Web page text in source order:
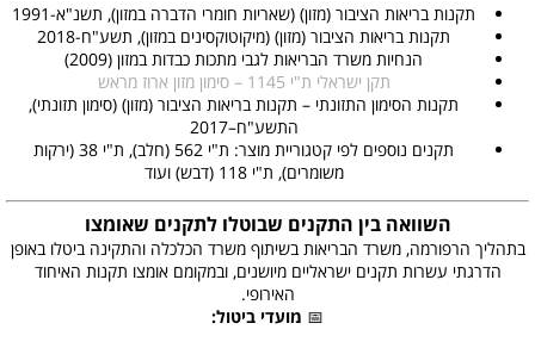
תקנות בריאות הציבור (מזון) (שאריות חומרי הדברה במזון), תשנ"א-1991
תקנות בריאות הציבור (מזון) (מיקוטוקסינים במזון), תשע"ח-2018
הנחיות משרד הבריאות לגבי מתכות כבדות במזון (2009)
תקן ישראלי ת"י 1145 – סימון מזון ארוז מראש
תקנות הסימון התזונתי – תקנות בריאות הציבור (מזון) (סימון תזונתי),
התשע"ח–2017
תקנים נוספים לפי קטגוריית מוצר: ת"י 562 (חלב), ת"י 38 (ירקות
משומרים), ת"י 118 (דבש) ועוד
השוואה בין התקנים שבוטלו לתקנים שאומצו
בתהליך הרפורמה, משרד הבריאות בשיתוף משרד הכלכלה והתקינה ביטלו באופן
הדרגתי עשרות תקנים ישראליים מיושנים, ובמקומם אומצו תקנות האיחוד
האירופי.
📅 מועדי ביטול: